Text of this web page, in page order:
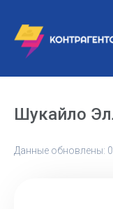
Шукайло
Данные обновлены: